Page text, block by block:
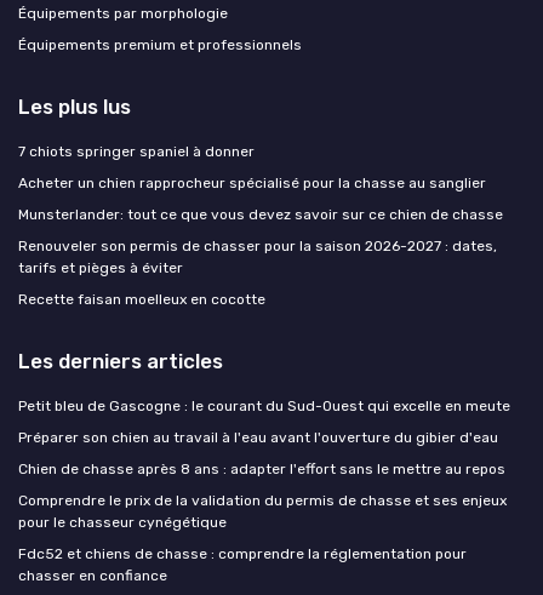
Équipements par morphologie
Équipements premium et professionnels
Les plus lus
7 chiots springer spaniel à donner
Acheter un chien rapprocheur spécialisé pour la chasse au sanglier
Munsterlander: tout ce que vous devez savoir sur ce chien de chasse
Renouveler son permis de chasser pour la saison 2026-2027 : dates,
tarifs et pièges à éviter
Recette faisan moelleux en cocotte
Les derniers articles
Petit bleu de Gascogne : le courant du Sud-Ouest qui excelle en meute
Préparer son chien au travail à l'eau avant l'ouverture du gibier d'eau
Chien de chasse après 8 ans : adapter l'effort sans le mettre au repos
Comprendre le prix de la validation du permis de chasse et ses enjeux
pour le chasseur cynégétique
Fdc52 et chiens de chasse : comprendre la réglementation pour
chasser en confiance